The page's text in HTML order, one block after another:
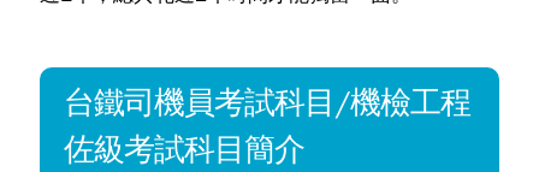
台鐵司機員考試科目/機檢工程
佐級考試科目簡介